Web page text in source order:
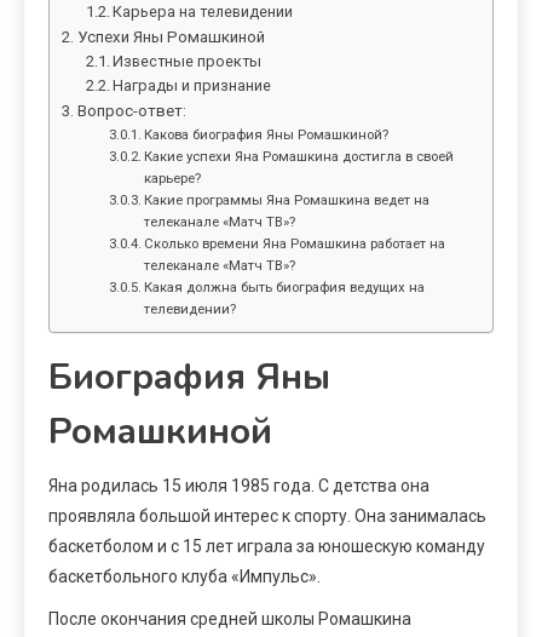
Карьера на телевидении
Успехи Яны Ромашкиной
Известные проекты
Награды и признание
Вопрос-ответ:
Какова биография Яны Ромашкиной?
Какие успехи Яна Ромашкина достигла в своей
карьере?
Какие программы Яна Ромашкина ведет на
телеканале «Матч ТВ»?
Сколько времени Яна Ромашкина работает на
телеканале «Матч ТВ»?
Какая должна быть биография ведущих на
телевидении?
Биография Яны
Ромашкиной
Яна родилась 15 июля 1985 года. С детства она
проявляла большой интерес к спорту. Она занималась
баскетболом и с 15 лет играла за юношескую команду
баскетбольного клуба «Импульс».
После окончания средней школы Ромашкина